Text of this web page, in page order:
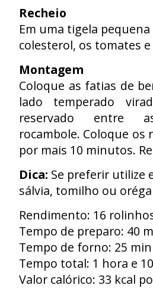
Recheio
Em uma tigela
colesterol, os tomates
Montagem
Coloque as fatias de
lado temperado
reservado entre
rocambole. Coloque
por mais 10 minutos.
Dica: Se preferir utilize
sálvia, tomilho ou
Rendimento: 16
Tempo de preparo: 40
Tempo de forno: 25
Tempo total: 1 hora e
Valor calórico: 33 kcal